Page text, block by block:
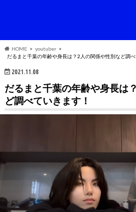
HOME
youtuber
だるまと千葉の年齢や身長は？2人の関係や性別など調べ
2021.11.08
だるまと千葉の年齢や身長は
ど調べていきます！